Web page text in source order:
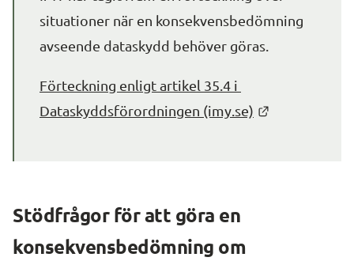
situationer när en konsekvensbedömning
avseende dataskydd behöver göras.
Förteckning enligt artikel 35.4 i
Dataskyddsförordningen (imy.se)
Stödfrågor för att göra en
konsekvensbedömning om